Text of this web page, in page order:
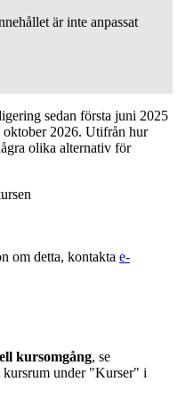
är inte anpassat
sedan första juni 2025
oktober 2026. Utifrån hur
olika alternativ för
om detta, kontakta e-
kursomgång, se
kursrum under "Kurser" i